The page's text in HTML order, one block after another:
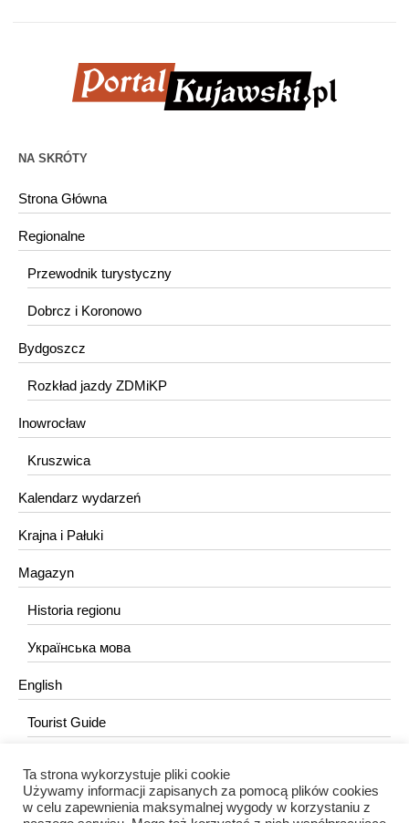
NA SKRÓTY
Strona Główna
Regionalne
Przewodnik turystyczny
Dobrcz i Koronowo
Bydgoszcz
Rozkład jazdy ZDMiKP
Inowrocław
Kruszwica
Kalendarz wydarzeń
Krajna i Pałuki
Magazyn
Historia regionu
Українська мова
English
Tourist Guide
KONTAKT
redakcja@portalkujawski.pl
Ta strona wykorzystuje pliki cookie
Używamy informacji zapisanych za pomocą plików cookies
w celu zapewnienia maksymalnej wygody w korzystaniu z